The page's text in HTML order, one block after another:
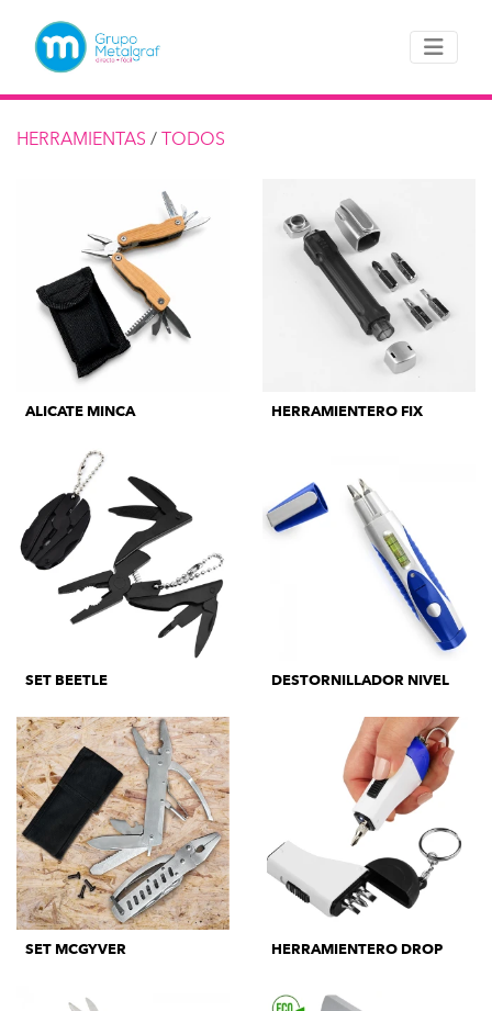
HERRAMIENTAS / TODOS
ALICATE MINCA HERRAMIENTERO FIX
SET BEETLE DESTORNILLADOR NIVEL
SET MCGYVER HERRAMIENTERO DROP